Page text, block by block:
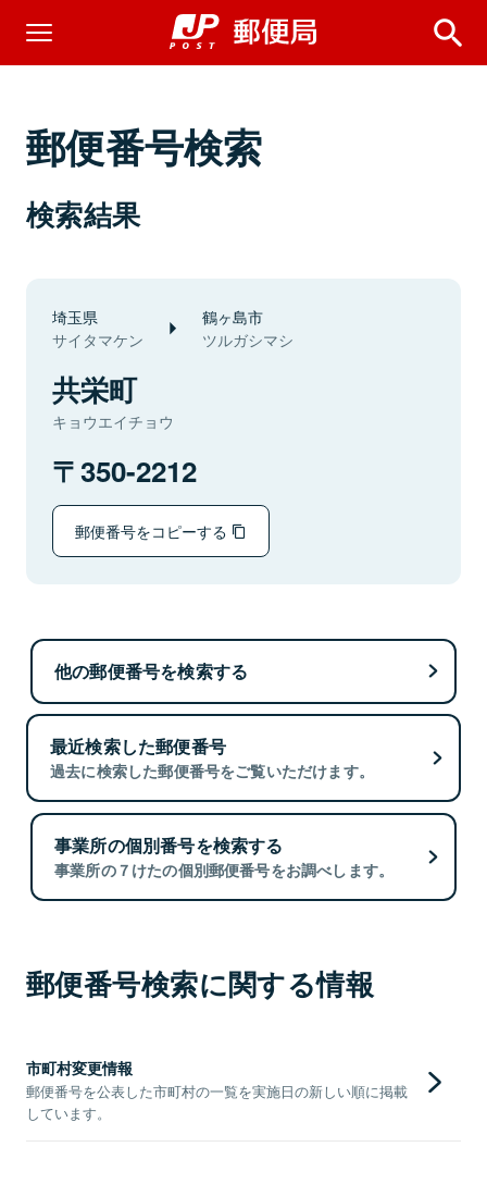
郵便番号検索
検索結果
埼玉県
サイタマケン
鶴ヶ島市
ツルガシマシ
共栄町
キョウエイチョウ
350-2212
郵便番号をコピーする
他の郵便番号を検索する
最近検索した郵便番号
過去に検索した郵便番号をご覧いただけます。
事業所の個別番号を検索する
事業所の７けたの個別郵便番号をお調べします。
郵便番号検索に関する情報
市町村変更情報
郵便番号を公表した市町村の一覧を実施日の新しい順に掲載
しています。